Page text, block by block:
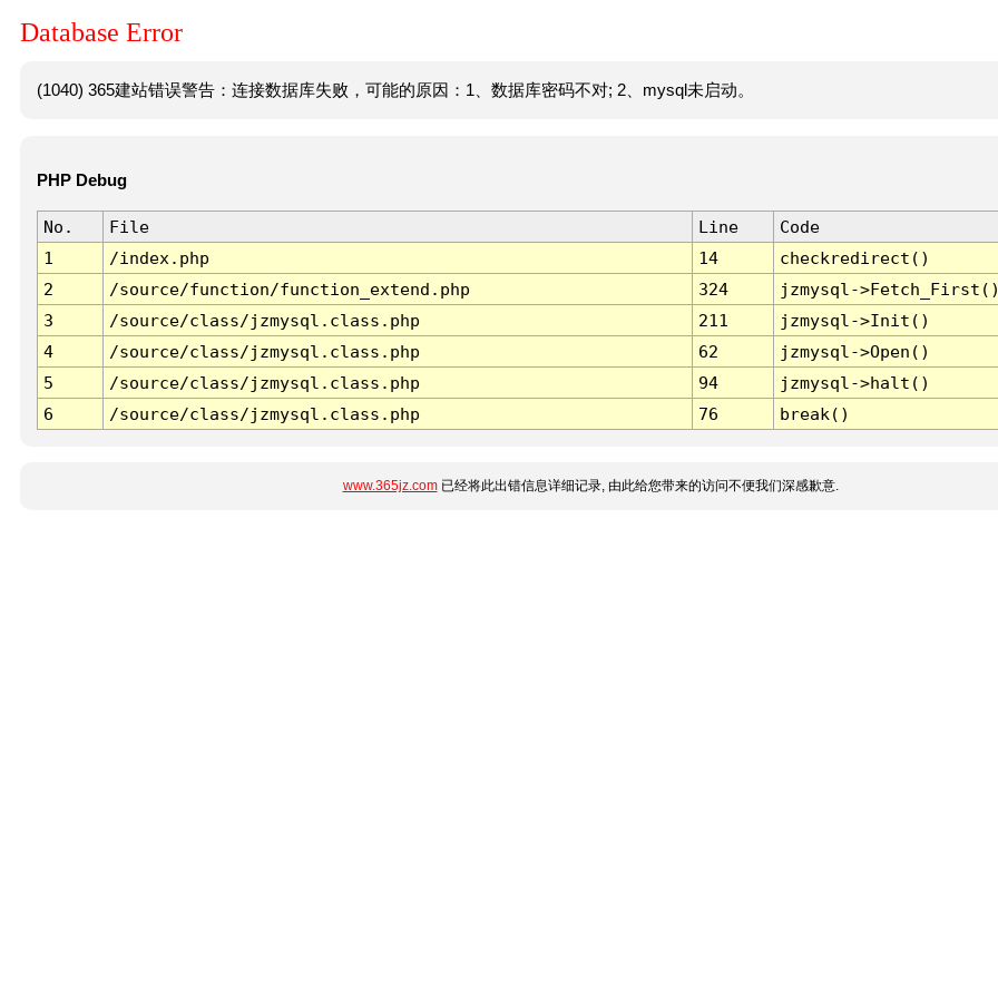
Database Error
(1040) 365建站错误警告：连接数据库失败，可能的原因：1、数据库密码不对; 2、mysql未启动。
PHP Debug
No. File Line
Code
1
/index.php 14
checkredirect()
2
/source/function/function_extend.php 324
jzmysql-
3
/source/class/jzmysql.class.php 211
jzmysql->Init()
4
/source/class/jzmysql.class.php 62
jzmysql->Open()
5
/source/class/jzmysql.class.php 94
jzmysql->halt()
6
/source/class/jzmysql.class.php 76 break()
www.365jz.com已经将此出错信息详细记录, 由此给您带来的访问不便我们深感歉意.